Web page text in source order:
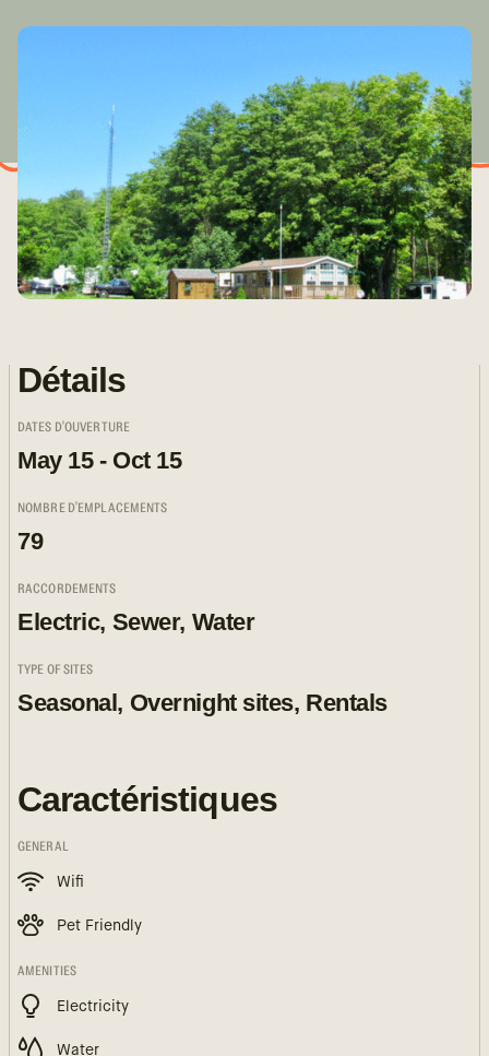
Détails
DATES D'OUVERTURE
May 15 - Oct 15
NOMBRE D'EMPLACEMENTS
79
RACCORDEMENTS
Electric, Sewer, Water
TYPE OF SITES
Seasonal, Overnight sites, Rentals
Caractéristiques
GENERAL
Wifi
Pet Friendly
AMENITIES
Electricity
Water